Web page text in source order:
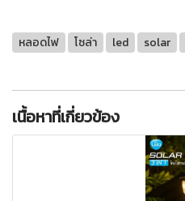
หลอดไฟ โซล่า led solar
เนื้อหาที่เกี่ยวข้อง